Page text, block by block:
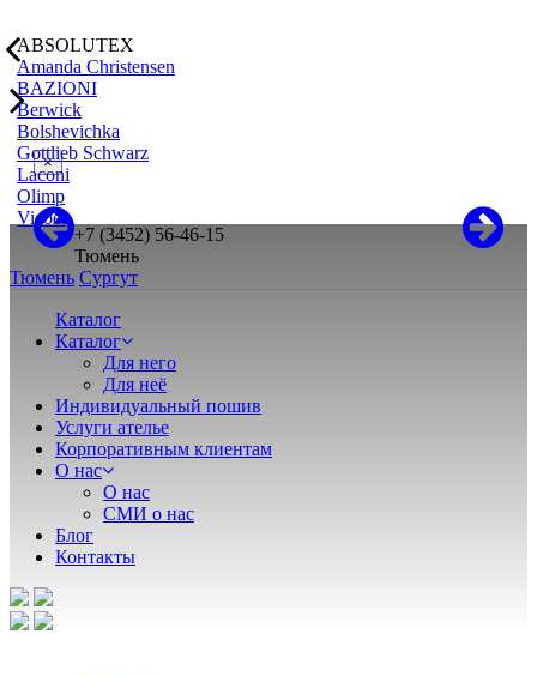
×
+7 (3452) 56-46-15
Тюмень
Тюмень Сургут
Каталог
Каталог
Для него
Для неё
Индивидуальный пошив
Услуги ателье
Корпоративным клиентам
О нас
О нас
СМИ о нас
Блог
Контакты
ABSOLUTEX
Amanda Christensen
BAZIONI
Berwick
Bolshevichka
Gottlieb Schwarz
Laconi
Olimp
Vicoel